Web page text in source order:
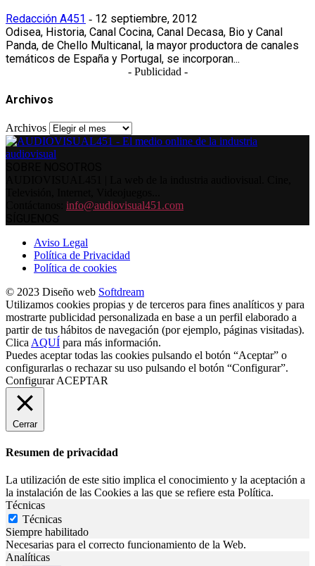
Redacción A451 - 12 septiembre, 2012
Odisea, Historia, Canal Cocina, Canal Decasa, Bio y Canal
Panda, de Chello Multicanal, la mayor productora de canales
temáticos de España y Portugal, se incorporan...
- Publicidad -
Archivos
Archivos
info@audiovisual451.com
Aviso Legal
Política de Privacidad
Política de cookies
© 2023 Diseño web Softdream
Utilizamos cookies propias y de terceros para fines analíticos y para
mostrarte publicidad personalizada en base a un perfil elaborado a
partir de tus hábitos de navegación (por ejemplo, páginas visitadas).
Clica AQUÍ para más información.
Puedes aceptar todas las cookies pulsando el botón “Aceptar” o
configurarlas o rechazar su uso pulsando el botón “Configurar”.
Configurar ACEPTAR
Cerrar
Resumen de privacidad
La utilización de este sitio implica el conocimiento y la aceptación a
la instalación de las Cookies a las que se refiere esta Política.
Técnicas
Técnicas
Siempre habilitado
Necesarias para el correcto funcionamiento de la Web.
Analíticas